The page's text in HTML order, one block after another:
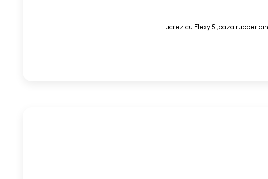
Lucrez cu Flexy 5 ,baza rubber